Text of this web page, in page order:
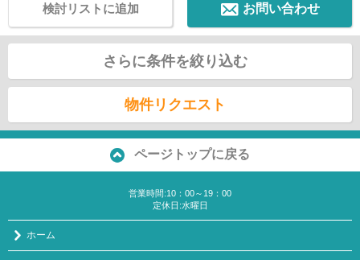
お問い合わせ
検討リストに追加
さらに条件を絞り込む
物件リクエスト
ページトップに戻る
営業時間:10：00～19：00
定休日:水曜日
ホーム